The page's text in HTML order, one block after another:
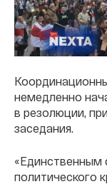
немедленно
в резолюции,
заседания.
«Единственным
политического